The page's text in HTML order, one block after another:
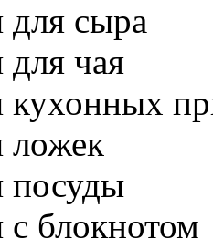
сыра
чая
блокнотом